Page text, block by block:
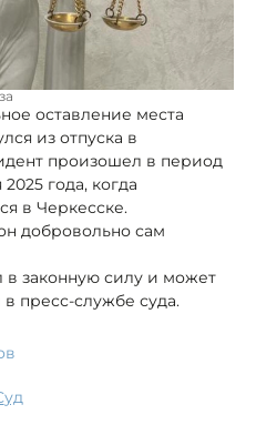
оставление места
из отпуска в
произошел в период
года, когда
в Черкесске.
добровольно сам
в законную силу и может
пресс-службе суда.
суд